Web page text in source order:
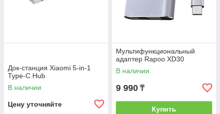
Док-станция Xiaomi 5-in-1
Type-C Hub
В наличии
Цену уточняйте
Мультифункциональный
адаптер Rapoo XD30
В наличии
9 990 ₸
Купить